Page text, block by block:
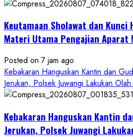
Keutamaan Sholawat dan Kunci
Materi Utama Pengajian Aparat
Posted on 7 jam ago
Kebakaran Hanguskan Kantin dan
Jerukan, Polsek Juwangi Lakukan
Kebakaran Hanguskan Kantin
Jerukan, Polsek Juwangi